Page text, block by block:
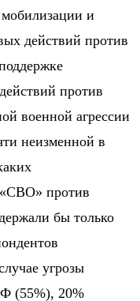
и
действий против
против
военной агрессии
неизменной в
«СВО» против
бы только
угрозы
(55%), 20%